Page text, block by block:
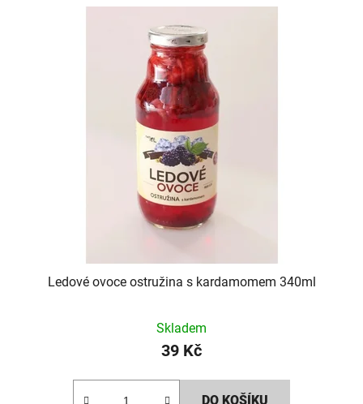
Ledové ovoce ostružina s kardamomem 340ml
Skladem
39 Kč
DO KOŠÍKU